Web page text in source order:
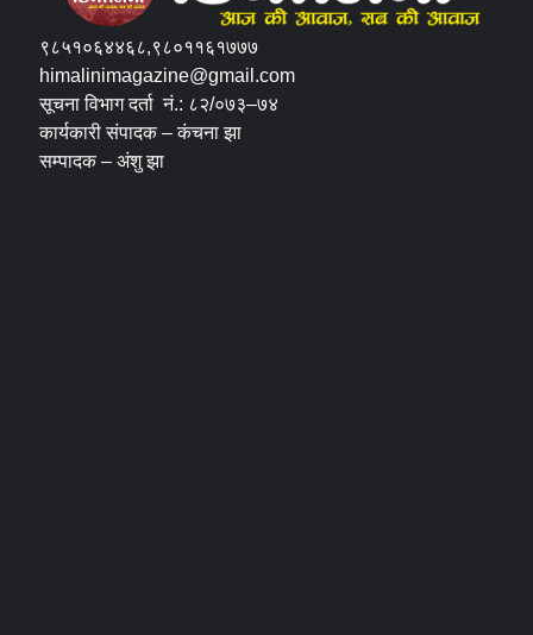
९८५१०६४४६८,९८०११६१७७७
himalinimagazine@gmail.com
सूचना विभाग दर्ता नं.: ८२/०७३–७४
कार्यकारी संपादक – कंचना झा
सम्पादक – अंशु झा